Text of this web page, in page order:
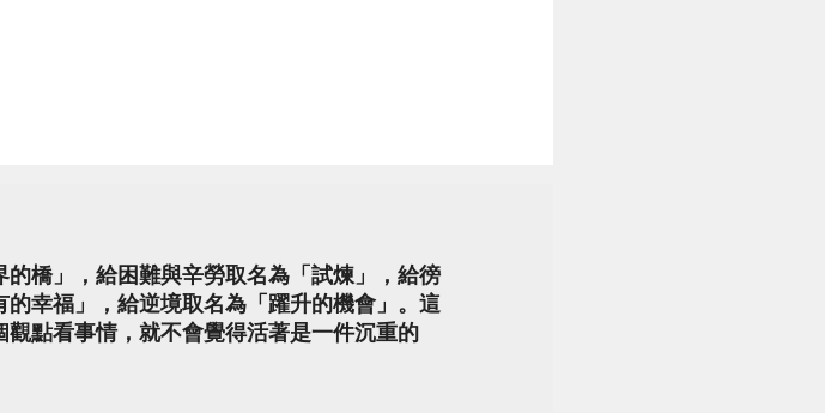
橋」，給困難與辛勞取名為「試煉」，給徬
幸福」，給逆境取名為「躍升的機會」。這
點看事情，就不會覺得活著是一件沉重的